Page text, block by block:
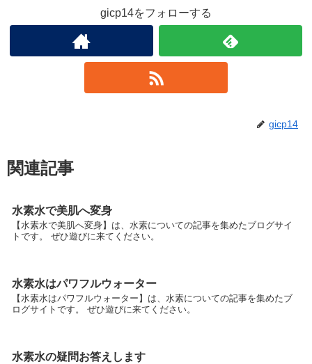
gicp14をフォローする
gicp14
関連記事
水素水で美肌へ変身
【水素水で美肌へ変身】は、水素についての記事を集めたブログサイ
トです。 ぜひ遊びに来てください。
水素水はパワフルウォーター
【水素水はパワフルウォーター】は、水素についての記事を集めたブ
ログサイトです。 ぜひ遊びに来てください。
水素水の疑問お答えします